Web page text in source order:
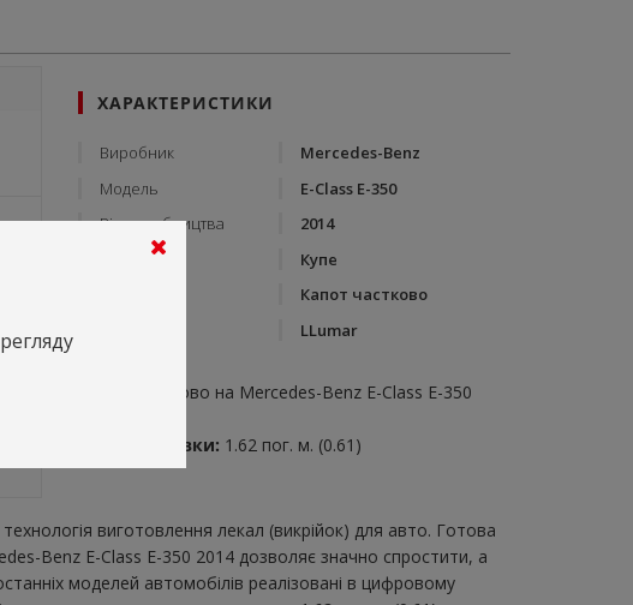
ХАРАКТЕРИСТИКИ
Виробник
Mercedes-Benz
Модель
E-Class E-350
Рік виробництва
2014
Тип кузову
Купе
Капот частково
LLumar
Капот частково на Mercedes-Benz E-Class E-350
Витрата плівки: 1.62 пог. м. (0.61)
виготовлення лекал (викрійок) для авто. Готова
Benz E-Class E-350 2014 дозволяє значно спростити, а
моделей автомобілів реалізовані в цифровому